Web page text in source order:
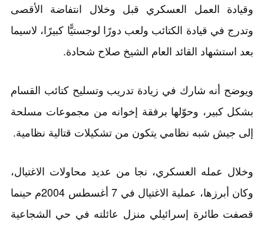
وقيادة العمل العسكري قبل وخلال انتفاضة الأقصى
وتدرج في قيادة الكتائب ولعب دورًا لوجستيًّا كبيرًا، لاسيما
بعد استشهاد القائد العام الشيخ صلاح شحادة.
ويوضح أنه شارك في زيادة تدريب وتسليح كتائب القسام
بشكل كبير، وحوّلها برفقة إخوانه من مجموعات مسلحة
إلى جيش شبه نظامي يتكون من تشكيلات قتالية نظامية.
وخلال عمله العسكري، نجا من عديد محاولات الاغتيال،
وكان أبرزها، عملية الاغتيال في 7 أغسطس 2004م حينما
قصفت طائرة إسرائيلي منزل عائلته في حي الشجاعية